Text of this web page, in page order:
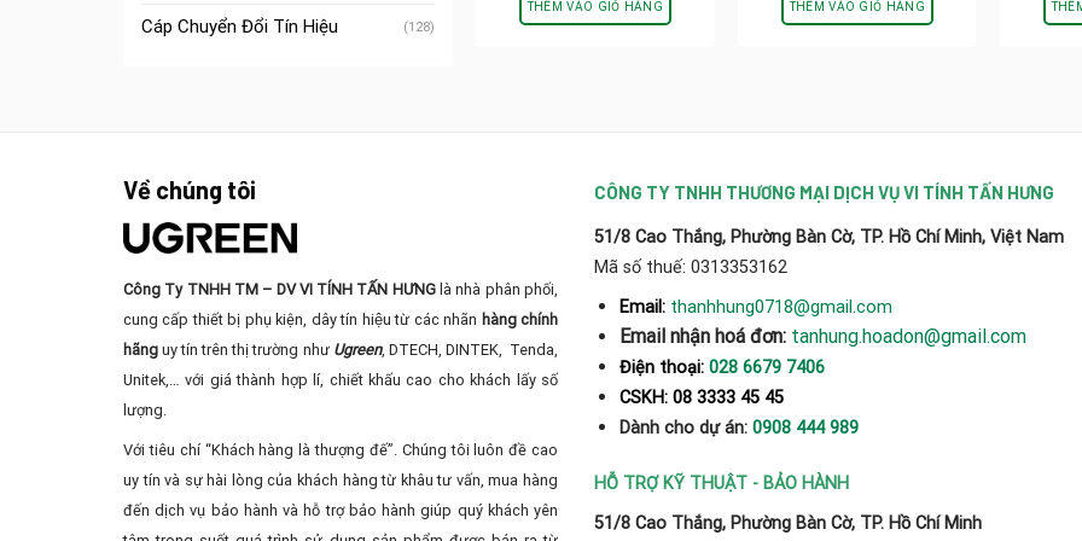
Cáp Chuyển Đổi Tín Hiệu (128)
THÊM VÀO GIỎ HÀNG
là:
1.200.000₫.
THÊM VÀO GIỎ HÀNG
Về chúng tôi
Công Ty TNHH TM – DV VI TÍNH TẤN HƯNGlà nhà phân phối,
cung cấp thiết bị phụ kiện, dây tín hiệu từ các nhãn hàng chính
hãng uy tín trên thị trường như Ugreen, DTECH, DINTEK, Tenda,
Unitek,… với giá thành hợp lí, chiết khấu cao cho khách lấy số
lượng.
Với tiêu chí “Khách hàng là thượng đế”. Chúng tôi luôn đề cao
uy tín và sự hài lòng của khách hàng từ khâu tư vấn, mua hàng
đến dịch vụ bảo hành và hỗ trợ bảo hành giúp quý khách yên
CÔNG TY TNHH THƯƠNG MẠI DỊCH VỤ VI TÍNH TẤN HƯNG
51/8 Cao Thắng, Phường Bàn Cờ, TP. Hồ Chí Minh, Việt Nam
Mã số thuế: 0313353162
Email: thanhhung0718@gmail.com
Email nhận hoá đơn: tanhung.hoadon@gmail.com
Điện thoại: 028 6679 7406
CSKH: 08 3333 45 45
Dành cho dự án: 0908 444 989
HỖ TRỢ KỸ THUẬT - BẢO HÀNH
51/8 Cao Thắng, Phường Bàn Cờ, TP. Hồ Chí Minh